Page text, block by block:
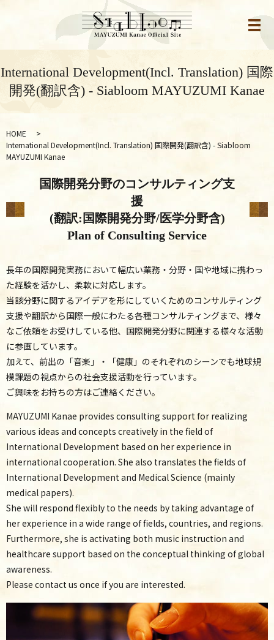
メ
International Development(Incl. Translation) 国際
開発(翻訳含) - Siabloom MAYUZUMI Kanae
HOME
International Development(Incl. Translation) 国際開発(翻訳含) - Siabloom
MAYUZUMI Kanae
国際開発分野のコンサルティング支
援
(翻訳: 国際開発分野/医学分野含)
Plan of Consulting Service
長年の国際開発実務において幅広い業務・分野・国や地域に携わっ
た経験を活かし、柔軟に対応します。
当該分野に関するアイデアを形にしていくためのコンサルティング
支援や翻訳から国際一般にわたる各種コンサルティングまで、様々
なご依頼をお受けしている他、国際開発分野に関連する様々な活動
に参画しています。
加えて、前出の「音楽」・「健康」のそれぞれのシーンでも地球規
模課題の視点からの社会支援活動を行っています。
ご興味をお持ちの方はご連絡ください。
MAYUZUMI Kanae provides consulting support for realizing
various ideas and concepts creatively in the field of
International Development based on her experience in
international cooperation. She also translates the fields of
International Development and Medical Science (mainly
medical papers).
She will respond flexibly to the needs by taking advantage of
her experience in a wide range of fields, countries, and regions.
Furthermore, she is activating both music instruction and
healthcare support based on the conceptual thinking of global
awareness.
Please contact us once if you are interested.